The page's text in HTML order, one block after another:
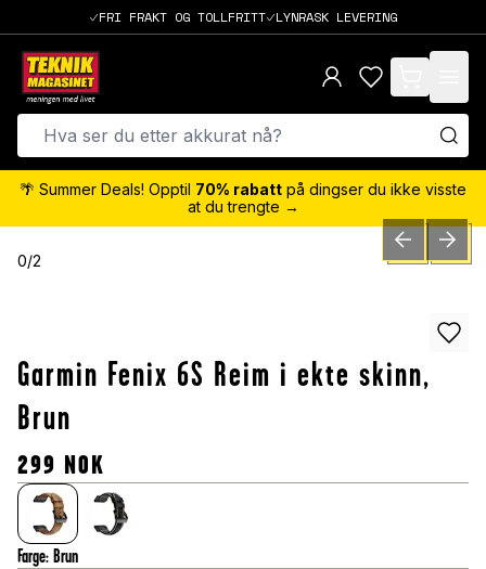
FRI FRAKT OG TOLLFRITT LYNRASK LEVERING
items in cart,
🌴 Summer Deals! Opptil 70% rabatt på dingser du ikke visste
at du trengte →
0/2 PREVIOUSNEXT
Garmin Fenix 6S Reim i ekte skinn,
Brun
299 NOK
Farge: Brun